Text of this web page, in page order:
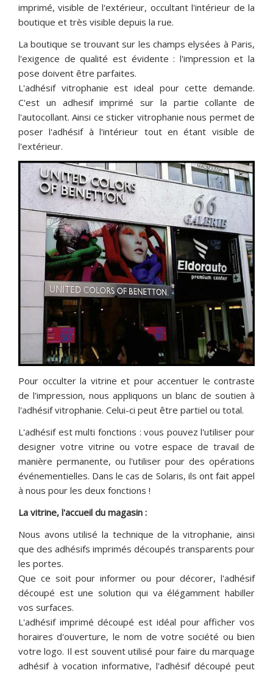
imprimé, visible de l'extérieur, occultant l'intérieur de la
boutique et très visible depuis la rue.
La boutique se trouvant sur les champs elysées à Paris,
l'exigence de qualité est évidente : l'impression et la
pose doivent être parfaites.
L'adhésif vitrophanie est ideal pour cette demande.
C'est un adhesif imprimé sur la partie collante de
l'autocollant. Ainsi ce sticker vitrophanie nous permet de
poser l'adhésif à l'intérieur tout en étant visible de
l'extérieur.
Pour occulter la vitrine et pour accentuer le contraste
de l'impression, nous appliquons un blanc de soutien à
l'adhésif vitrophanie. Celui-ci peut être partiel ou total.
L'adhésif est multi fonctions : vous pouvez l'utiliser pour
designer votre vitrine ou votre espace de travail de
manière permanente, ou l'utiliser pour des opérations
événementielles. Dans le cas de Solaris, ils ont fait appel
à nous pour les deux fonctions !
La vitrine, l'accueil du magasin :
Nous avons utilisé la technique de la vitrophanie, ainsi
que des adhésifs imprimés découpés transparents pour
les portes.
Que ce soit pour informer ou pour décorer, l'adhésif
découpé est une solution qui va élégamment habiller
vos surfaces.
L'adhésif imprimé découpé est idéal pour afficher vos
horaires d'ouverture, le nom de votre société ou bien
votre logo. Il est souvent utilisé pour faire du marquage
adhésif à vocation informative, l'adhésif découpé peut